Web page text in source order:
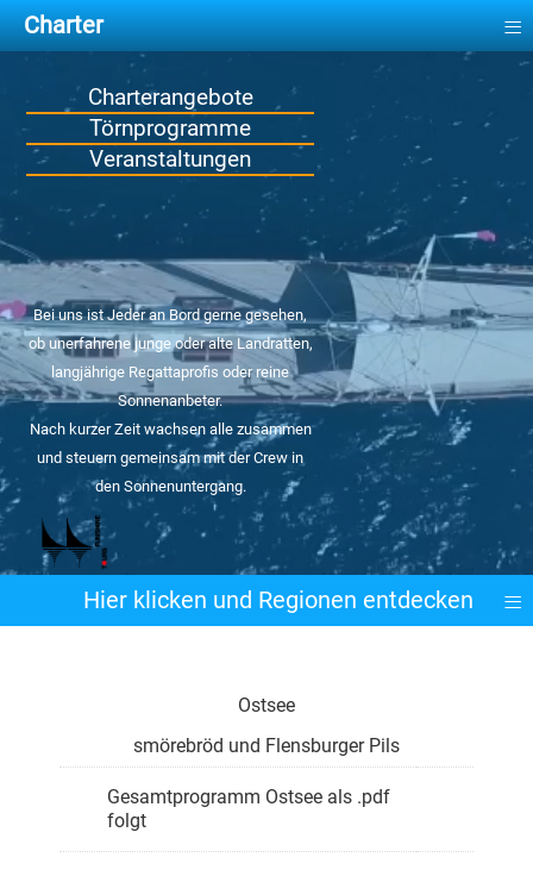
Charterangebote
Törnprogramme
Veranstaltungen
Bei uns ist Jeder an Bord gerne gesehen,
ob unerfahrene junge oder alte Landratten,
langjährige Regattaprofis oder reine
Sonnenanbeter.
Nach kurzer Zeit wachsen alle zusammen
und steuern gemeinsam mit der Crew in
den Sonnenuntergang.
Hier klicken und Regionen entdecken ≡
Ostsee
smörebröd und Flensburger Pils
Gesamtprogramm Ostsee als .pdf
folgt
Charter ≡